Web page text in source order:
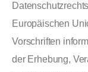
Europäischen
Vorschriften
der Erhebung,